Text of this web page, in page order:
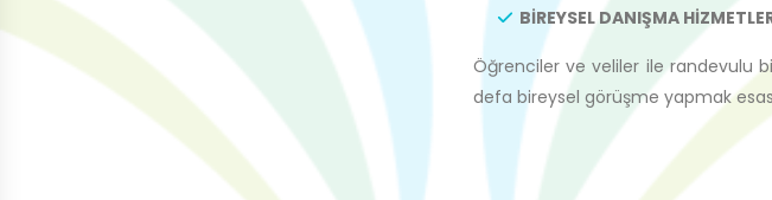
BİREYSEL DANIŞMA
Öğrenciler ve veliler ile randevulu
defa bireysel görüşme yapmak